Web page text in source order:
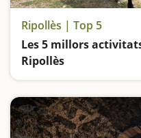
Ripollès | Top 5
Les 5 millors
Ripollès